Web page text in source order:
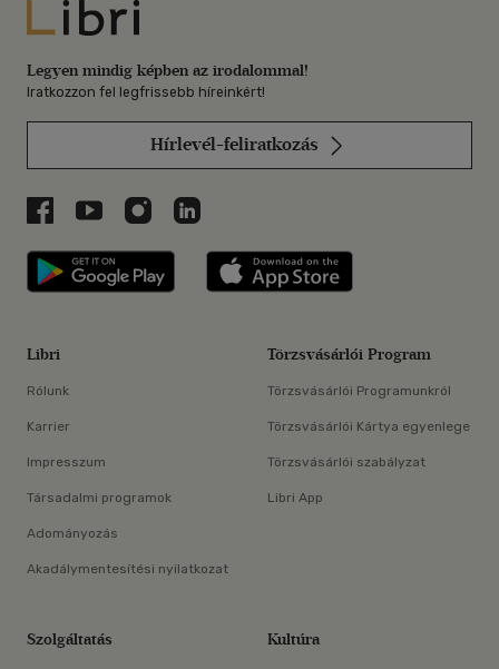
Libri
Legyen mindig képben az irodalommal!
Iratkozzon fel legfrissebb híreinkért!
Hírlevél-feliratkozás
Libri a Facebookon
Libri a Youtube-on
Libri az Instagramon
Libri a LinkedInen
Libri applikáció Szerezd meg: Google
Libri
Rólunk
Karrier
Impresszum
Társadalmi programok
Adományozás
Akadálymentesítési nyilatkozat
Törzsvásárlói Program
Törzsvásárlói Programunkról
Törzsvásárlói Kártya egyenlege
Törzsvásárlói szabályzat
Libri App
Szolgáltatás Kultúra